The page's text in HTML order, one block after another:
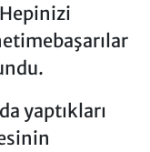
yaptıkları